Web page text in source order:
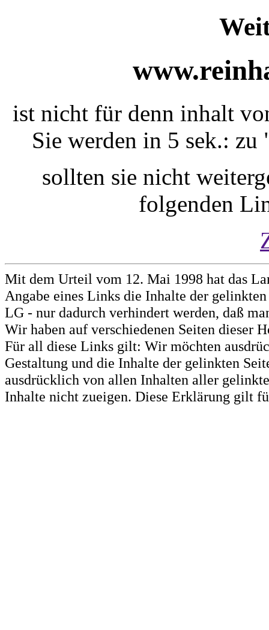
ist nicht für denn inhalt
Sie werden in 5 sek.: zu
sollten sie nicht
folgenden
Mit dem Urteil vom 12. Mai 1998 hat das
Angabe eines Links die Inhalte der
LG - nur dadurch verhindert werden, daß
Wir haben auf verschiedenen Seiten dieser
Für all diese Links gilt: Wir möchten
Gestaltung und die Inhalte der gelinkten
ausdrücklich von allen Inhalten aller
Inhalte nicht zueigen. Diese Erklärung gilt